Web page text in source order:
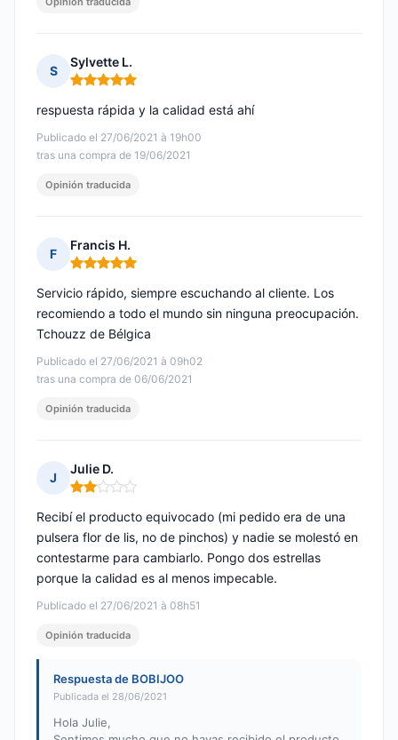
S
Sylvette L.
Nota: 5 de 5
Publicado el 27/06/2021 à 19h00
tras una compra de 19/06/2021
respuesta rápida y la calidad está ahí
Opinión traducida
F
Francis H.
Nota: 5 de 5
Publicado el 27/06/2021 à 09h02
tras una compra de 06/06/2021
Servicio rápido, siempre escuchando al cliente. Los
recomiendo a todo el mundo sin ninguna preocupación.
Tchouzz de Bélgica
Opinión traducida
J
Julie D.
Nota: 2 de 5
Publicado el 27/06/2021 à 08h51
Recibí el producto equivocado (mi pedido era de una
pulsera flor de lis, no de pinchos) y nadie se molestó en
contestarme para cambiarlo. Pongo dos estrellas
porque la calidad es al menos impecable.
Opinión traducida
Respuesta de BOBIJOO
Publicada el 28/06/2021
Hola Julie,